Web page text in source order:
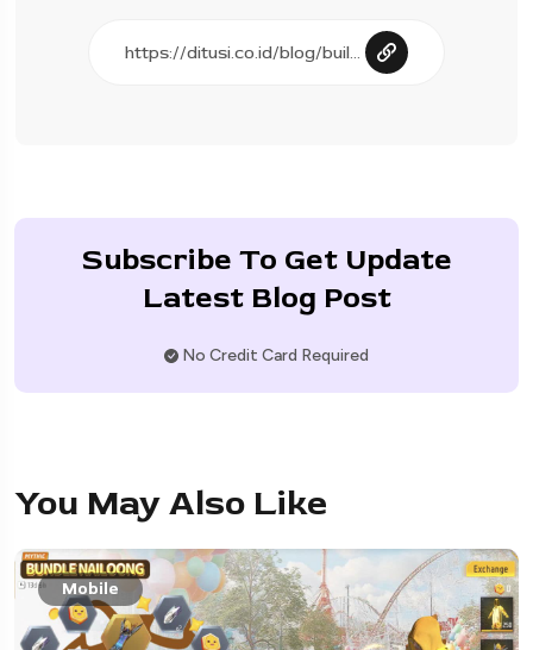
Subscribe To Get Update
Latest Blog Post
No Credit Card Required
You May Also Like
Mobile